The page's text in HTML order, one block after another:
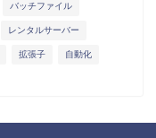
バッチファイル
レンタルサーバー
拡張子 自動化